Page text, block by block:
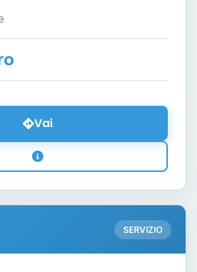
Vai
SERVIZIO